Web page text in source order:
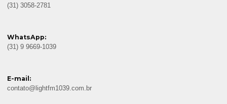
(31) 3058-2781
WhatsApp:
(31) 9 9669-1039
E-mail:
contato@lightfm1039.com.br